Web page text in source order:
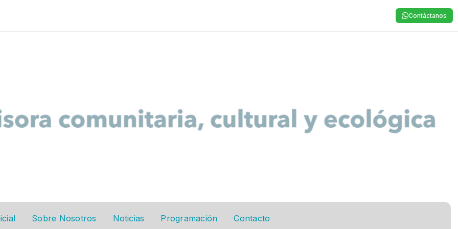
Contáctanos
Sobre Nosotros Noticias Programación Contacto